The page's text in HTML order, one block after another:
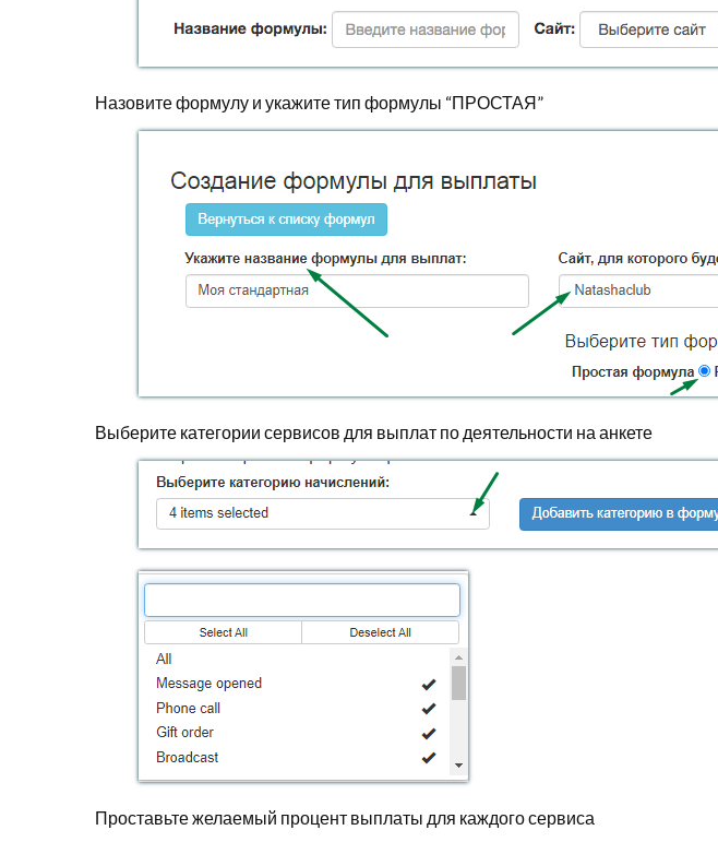
Назовите формулу и укажите тип формулы “ПРОСТАЯ”
Выберите категории сервисов для выплат по деятельности на анкете
Проставьте желаемый процент выплаты для каждого сервиса